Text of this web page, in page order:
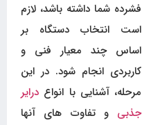
فشرده شما داشته باشد، لازم
است انتخاب دستگاه بر
اساس چند معیار فنی و
کاربردی انجام شود. در این
مرحله، آشنایی با انواع درایر
جذبی و تفاوت های آنها